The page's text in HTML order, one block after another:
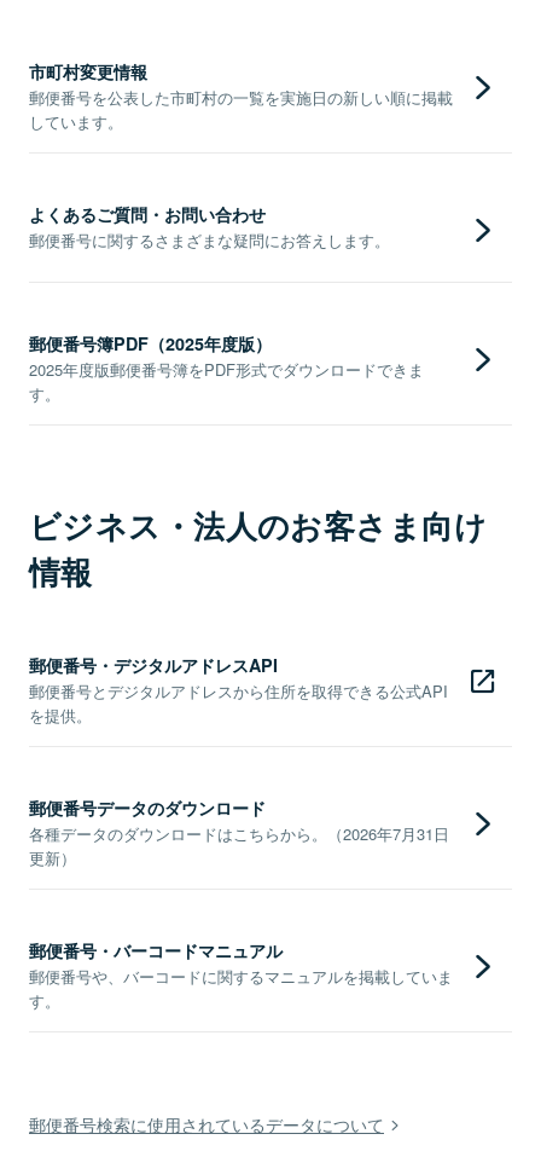
市町村変更情報
郵便番号を公表した市町村の一覧を実施日の新しい順に掲載
しています。
よくあるご質問・お問い合わせ
郵便番号に関するさまざまな疑問にお答えします。
郵便番号簿PDF（2025年度版）
2025年度版郵便番号簿をPDF形式でダウンロードできま
す。
ビジネス・法人のお客さま向け
情報
郵便番号・デジタルアドレスAPI
郵便番号とデジタルアドレスから住所を取得できる公式API
を提供。
郵便番号データのダウンロード
各種データのダウンロードはこちらから。（2026年7月31日
更新）
郵便番号・バーコードマニュアル
郵便番号や、バーコードに関するマニュアルを掲載していま
す。
郵便番号検索に使用されているデータについて